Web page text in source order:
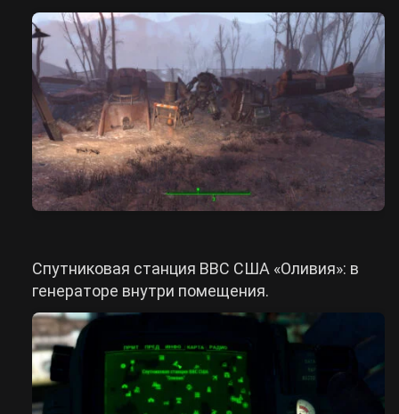
Спутниковая станция ВВС США «Оливия»: в
генераторе внутри помещения.